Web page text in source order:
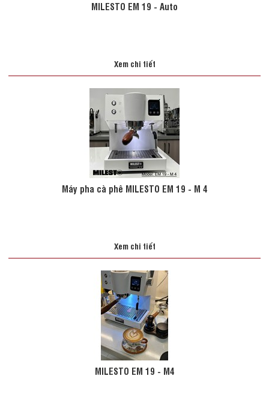
MILESTO EM 19 - Auto
Xem chi tiết
Máy pha cà phê MILESTO EM 19 - M 4
Xem chi tiết
MILESTO EM 19 - M4